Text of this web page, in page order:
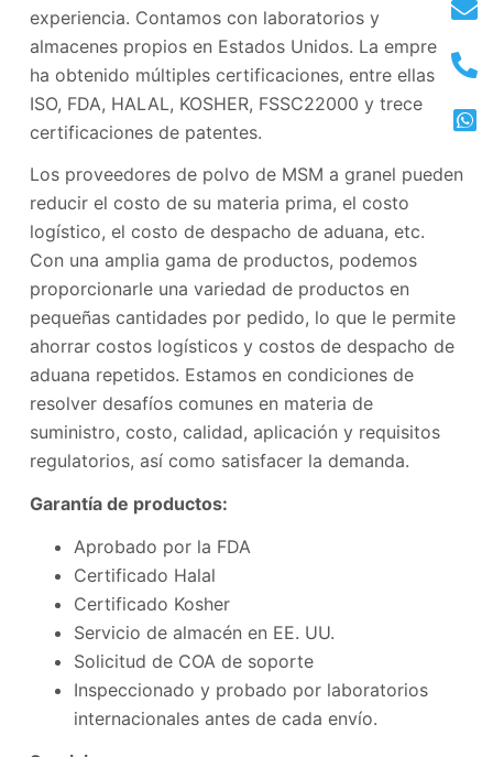
experiencia. Contamos con laboratorios y
almacenes propios en Estados Unidos. La empresa
ha obtenido múltiples certificaciones, entre ellas
ISO, FDA, HALAL, KOSHER, FSSC22000 y trece
certificaciones de patentes.
Los proveedores de polvo de MSM a granel pueden
reducir el costo de su materia prima, el costo
logístico, el costo de despacho de aduana, etc.
Con una amplia gama de productos, podemos
proporcionarle una variedad de productos en
pequeñas cantidades por pedido, lo que le permite
ahorrar costos logísticos y costos de despacho de
aduana repetidos. Estamos en condiciones de
resolver desafíos comunes en materia de
suministro, costo, calidad, aplicación y requisitos
regulatorios, así como satisfacer la demanda.
Garantía de productos:
Aprobado por la FDA
Certificado Halal
Certificado Kosher
Servicio de almacén en EE. UU.
Solicitud de COA de soporte
Inspeccionado y probado por laboratorios
internacionales antes de cada envío.